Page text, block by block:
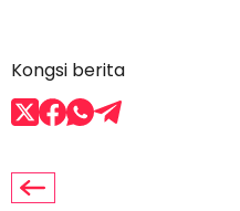
Kongsi berita